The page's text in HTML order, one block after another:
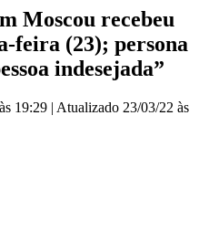
Moscou recebeu
feira (23); persona
indesejada”
19:29 | Atualizado 23/03/22 às